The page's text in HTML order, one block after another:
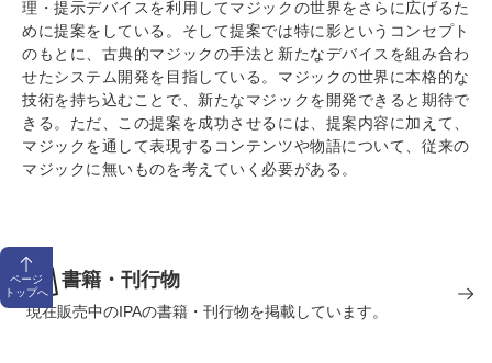
理・提示デバイスを利用してマジックの世界をさらに広げるた
めに提案をしている。そして提案では特に影というコンセプト
のもとに、古典的マジックの手法と新たなデバイスを組み合わ
せたシステム開発を目指している。マジックの世界に本格的な
技術を持ち込むことで、新たなマジックを開発できると期待で
きる。ただ、この提案を成功させるには、提案内容に加えて、
マジックを通して表現するコンテンツや物語について、従来の
マジックに無いものを考えていく必要がある。
ページ
トップへ
書籍・刊行物
現在販売中のIPAの書籍・刊行物を掲載しています。